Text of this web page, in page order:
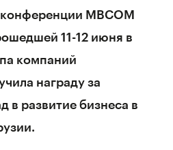
MBCOM
11-12 июня в
компаний
награду за
в развитие бизнеса в